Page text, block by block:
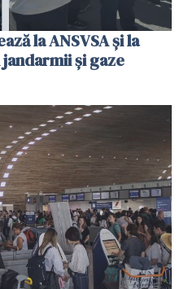
la ANSVSA și la
și gaze